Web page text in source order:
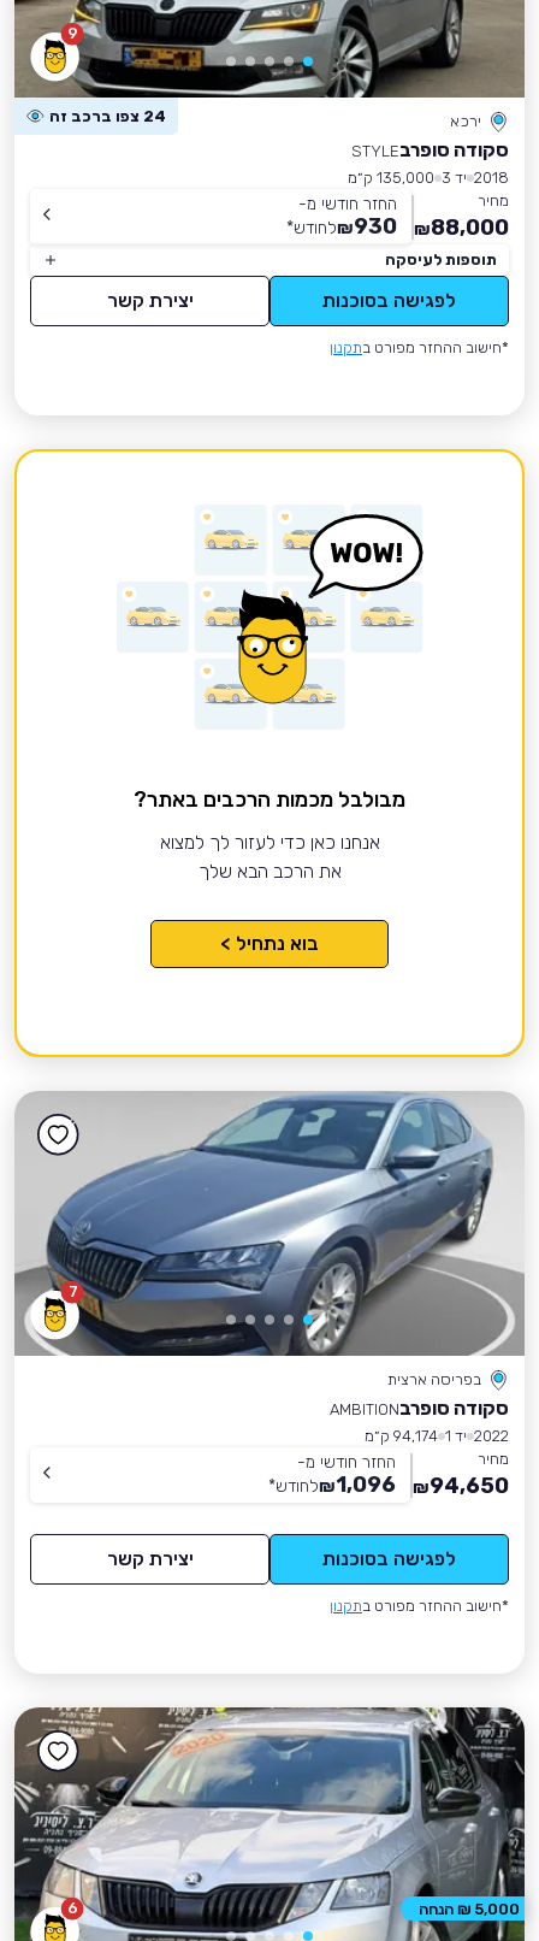
9
ירכא 24 צפו ברכב זה
סקודה סופרבSTYLE
2018 יד 3
135,000 ק״מ
מחיר
88,000
₪
החזר חודשי מ-
930
₪לחודש*
תוספות לעיסקה
לפגישה בסוכנות יצירת קשר
*חישוב ההחזר מפורט בתקנון
מבולבל מכמות הרכבים באתר?
אנחנו כאן כדי לעזור לך למצוא
את הרכב הבא שלך
בוא נתחיל >
7
בפריסה ארצית
סקודה סופרבAMBITION
2022 יד 1
94,174 ק״מ
מחיר
94,650
₪
החזר חודשי מ-
1,096
₪לחודש*
לפגישה בסוכנות יצירת קשר
*חישוב ההחזר מפורט בתקנון
6 5,000 ₪ הנחה